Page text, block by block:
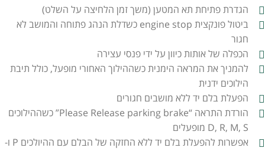
הגדרת פתיחת תא המטען (משך זמן הלחיצה על השלט)
ביטול פונקצית engine stop כשדלת הנהג פתוחה והמושב לא
חגור
הכפלה של אותות כיוון על ידי פנסי עצירה
להמניך את המראה הימנית כשההילוך האחורי מופעל, כולל תיבת
הילוכים ידנית
הפעלת בלם יד ללא מושבים חגורים
הורדת התראה “Please Release parking brake” כשההילוכים
D, R, M, S מופעלים
אפשרות להפעלת בלם יד ללא החזקה של הבלם עם ההיולכים P ו-